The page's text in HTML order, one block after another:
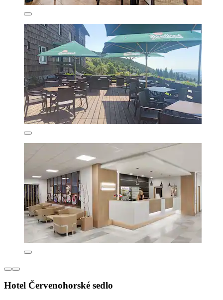
Hotel Červenohorské sedlo